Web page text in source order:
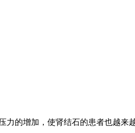
的增加，使肾结石的患者也越来